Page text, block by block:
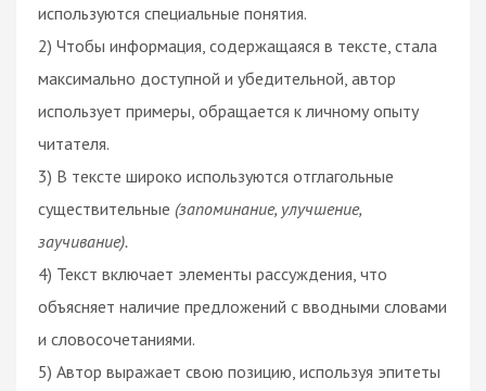
используются специальные понятия.
2) Чтобы информация, содержащаяся в тексте, стала
максимально доступной и убедительной, автор
использует примеры, обращается к личному опыту
читателя.
3) В тексте широко используются отглагольные
существительные (запоминание, улучшение,
заучивание).
4) Текст включает элементы рассуждения, что
объясняет наличие предложений с вводными словами
и словосочетаниями.
5) Автор выражает свою позицию, используя эпитеты